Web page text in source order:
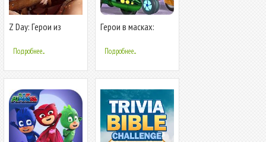
Z Day: Герои из
Подробнее...
Герои в масках:
Подробнее...